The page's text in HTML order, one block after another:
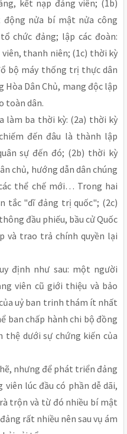
kết nạp đảng viên; (1b)
nửa bí mật nửa công
chức đảng; lập các đoàn:
thanh niên; (1c) thời kỳ
bộ máy thống trị thực dân
Hòa Dân Chủ, mang độc lập
toàn dân.
làm ba thời kỳ: (2a) thời kỳ
đến đâu là thành lập
sự đến đó; (2b) thời kỳ
chủ, hướng dẫn dân chúng
thể chế mới… Trong hai
tắc "dĩ đảng trị quốc"; (2c)
đầu phiếu, bầu cử Quốc
và trao trả chính quyền lại
định như sau: một người
viên cũ giới thiệu và bảo
uỷ ban trinh thám ít nhất
ban chấp hành chi bộ đồng
thệ dưới sự chứng kiến của
nhưng để phát triển đảng
lúc đầu có phần dễ dãi,
trộn và từ đó nhiều bí mật
rất nhiều nên sau vụ ám